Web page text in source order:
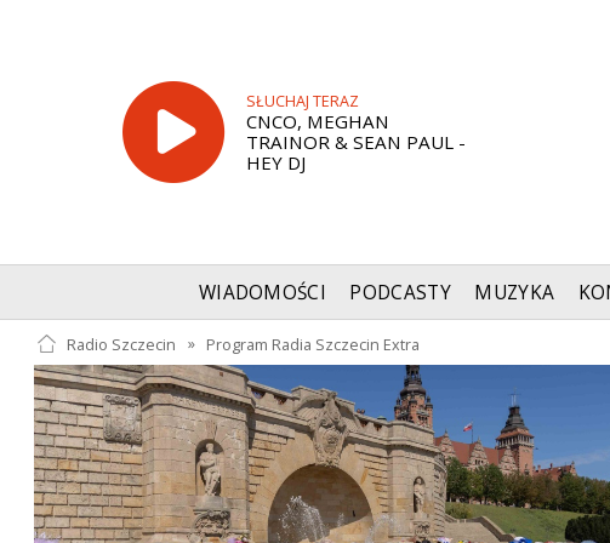
SŁUCHAJ TERAZ
CNCO, MEGHAN
TRAINOR & SEAN PAUL -
HEY DJ
WIADOMOŚCI PODCASTY MUZYKA
Radio Szczecin » Program Radia Szczecin Extra